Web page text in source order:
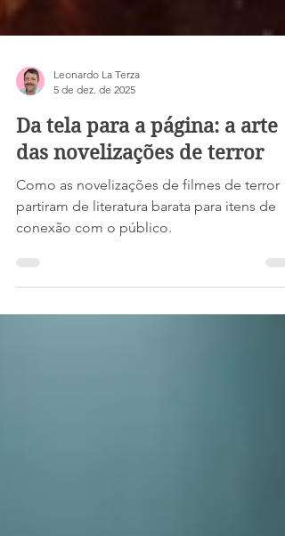
5 de dez. de 2025
Da tela para a página: a arte
das novelizações de terror
Como as novelizações de filmes de terror
partiram de literatura barata para itens de
conexão com o público.